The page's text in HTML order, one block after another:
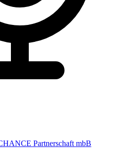
Partnerschaft mbB